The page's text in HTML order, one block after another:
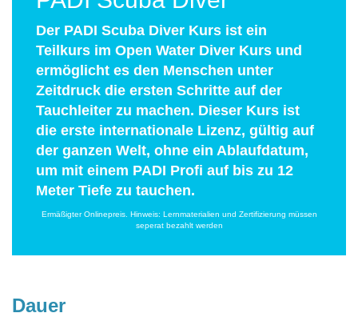
Der PADI Scuba Diver Kurs ist ein
Teilkurs im Open Water Diver Kurs und
ermöglicht es den Menschen unter
Zeitdruck die ersten Schritte auf der
Tauchleiter zu machen. Dieser Kurs ist
die erste internationale Lizenz, gültig auf
der ganzen Welt, ohne ein Ablaufdatum,
um mit einem PADI Profi auf bis zu 12
Meter Tiefe zu tauchen.
Ermäßigter Onlinepreis. Hinweis: Lernmaterialien und Zertifizierung müssen
seperat bezahlt werden
Dauer